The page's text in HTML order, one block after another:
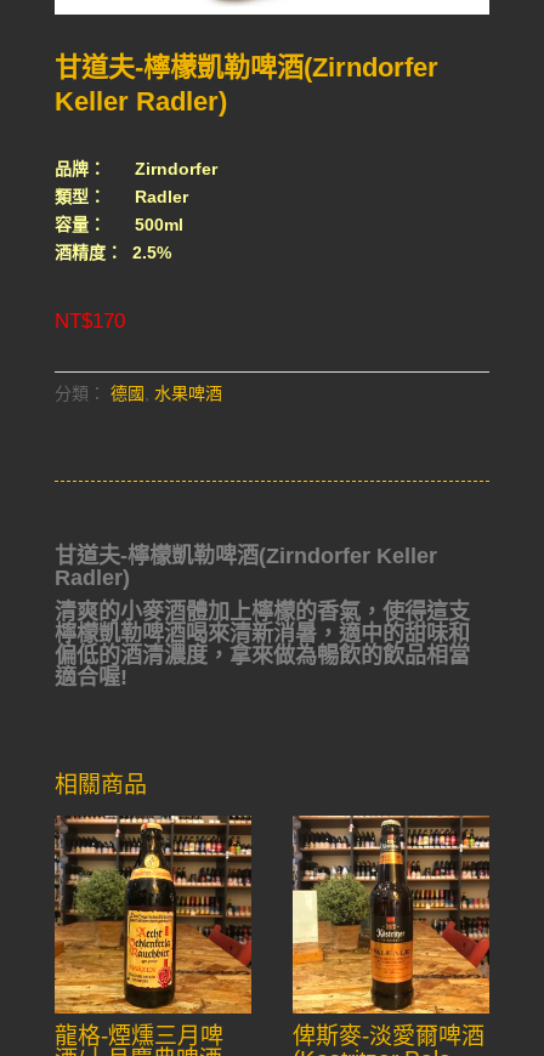
甘道夫-檸檬凱勒啤酒(Zirndorfer
Keller Radler)
品牌： Zirndorfer
類型： Radler
容量： 500ml
酒精度： 2.5%
NT$170
分類： 德國, 水果啤酒
甘道夫-檸檬凱勒啤酒(Zirndorfer Keller
Radler)
清爽的小麥酒體加上檸檬的香氣，使得這支
檸檬凱勒啤酒喝來清新消暑，適中的甜味和
偏低的酒清濃度，拿來做為暢飲的飲品相當
適合喔!
相關商品
龍格-煙燻三月啤
俾斯麥-淡愛爾啤酒